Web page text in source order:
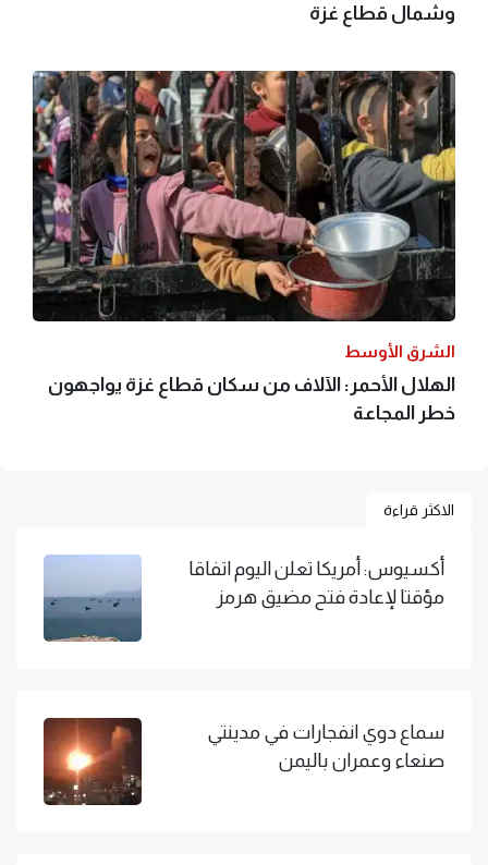
وشمال قطاع غزة
الشرق الأوسط
الهلال الأحمر: الآلاف من سكان قطاع غزة يواجهون
خطر المجاعة
الاكثر قراءة
أكسيوس: أمريكا تعلن اليوم اتفاقا
مؤقتا لإعادة فتح مضيق هرمز
سماع دوي انفجارات في مدينتي
صنعاء وعمران باليمن